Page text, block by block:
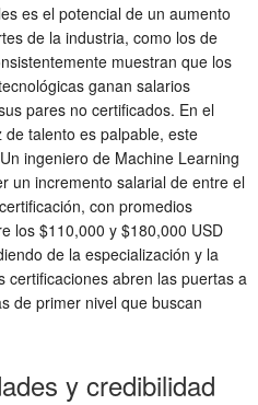
es el potencial de un aumento
de la industria, como los de
muestran que los
ganan salarios
pares no certificados. En el
talento es palpable, este
ingeniero de Machine Learning
un incremento salarial de entre el
con promedios
los $110,000 y $180,000 USD
de la especialización y la
certificaciones abren las puertas a
de primer nivel que buscan
y credibilidad